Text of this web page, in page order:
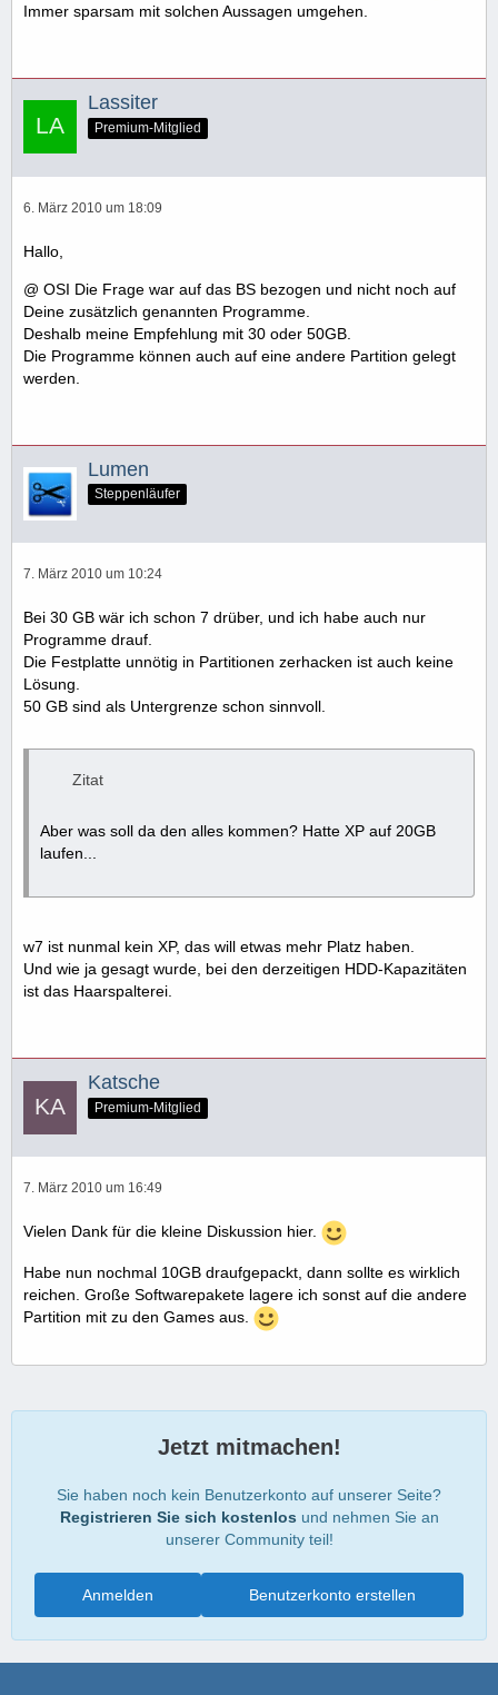
Immer sparsam mit solchen Aussagen umgehen.
Lassiter
Premium-Mitglied
6. März 2010 um 18:09
Hallo,
@ OSI Die Frage war auf das BS bezogen und nicht noch auf
Deine zusätzlich genannten Programme.
Deshalb meine Empfehlung mit 30 oder 50GB.
Die Programme können auch auf eine andere Partition gelegt
werden.
Lumen
Steppenläufer
7. März 2010 um 10:24
Bei 30 GB wär ich schon 7 drüber, und ich habe auch nur
Programme drauf.
Die Festplatte unnötig in Partitionen zerhacken ist auch keine
Lösung.
50 GB sind als Untergrenze schon sinnvoll.
Zitat
Aber was soll da den alles kommen? Hatte XP auf 20GB
laufen...
w7 ist nunmal kein XP, das will etwas mehr Platz haben.
Und wie ja gesagt wurde, bei den derzeitigen HDD-Kapazitäten
ist das Haarspalterei.
Katsche
Premium-Mitglied
7. März 2010 um 16:49
Vielen Dank für die kleine Diskussion hier.
Habe nun nochmal 10GB draufgepackt, dann sollte es wirklich
reichen. Große Softwarepakete lagere ich sonst auf die andere
Partition mit zu den Games aus.
Jetzt mitmachen!
Sie haben noch kein Benutzerkonto auf unserer Seite?
Registrieren Sie sich kostenlos und nehmen Sie an
unserer Community teil!
Benutzerkonto erstellen
Anmelden